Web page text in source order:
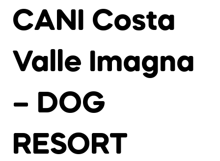
CANI Costa
Valle Imagna
– DOG
RESORT